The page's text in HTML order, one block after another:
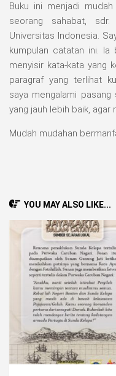
Buku ini menjadi
seorang sahabat,
Universitas Indonesia.
kumpulan catatan ini.
menyisir kata-kata yang
paragraf yang terlihat
saya mengalami
yang jauh lebih baik,
Mudah mudahan
YOU MAY ALSO LIKE...